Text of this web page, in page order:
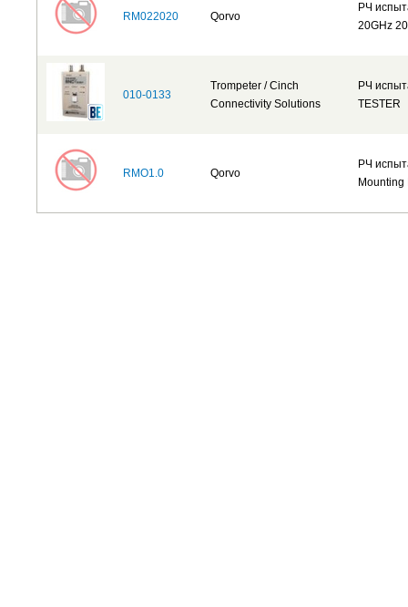
RM022020 Qorvo
РЧ
20GHz
010-0133
Trompeter / Cinch
Connectivity Solutions
РЧ
TESTER
RMO1.0 Qorvo
РЧ
Mounting